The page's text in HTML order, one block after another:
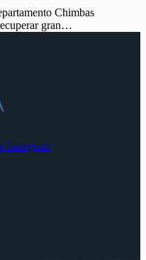
Chimbas
gran…
Instagram